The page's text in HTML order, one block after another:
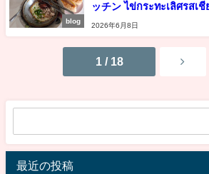
blog
ッチン ไข่กระทะเลิศรสเชี
2026年6月8日
1 / 18
最近の投稿